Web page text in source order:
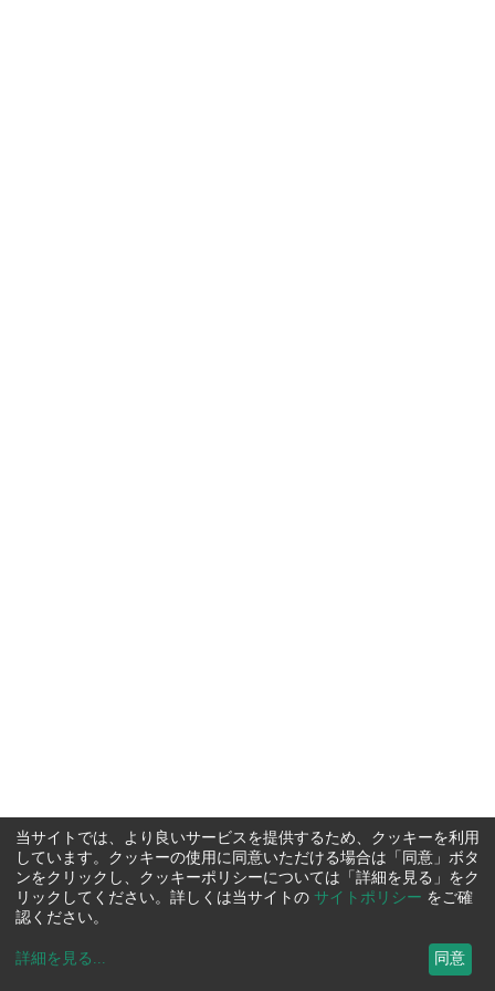
当サイトでは、より良いサービスを提供するため、クッキーを利用
しています。クッキーの使用に同意いただける場合は「同意」ボタ
ンをクリックし、クッキーポリシーについては「詳細を見る」をク
リックしてください。詳しくは当サイトの サイトポリシー をご確
認ください。
詳細を見る ... 同意